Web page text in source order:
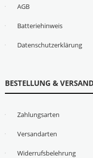
AGB
Batteriehinweis
Datenschutzerklärung
BESTELLUNG &
Zahlungsarten
Versandarten
Widerrufsbelehrung